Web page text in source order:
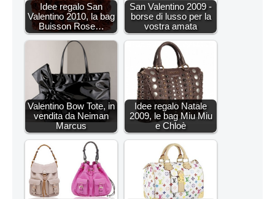
Idee regalo San
Valentino 2010, la bag
Buisson Rose…
San Valentino 2009 -
borse di lusso per la
vostra amata
Valentino Bow Tote, in
vendita da Neiman
Marcus
Idee regalo Natale
2009, le bag Miu Miu
e Chloè